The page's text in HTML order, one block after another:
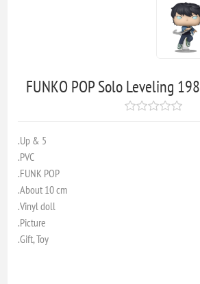
FUNKO POP Solo Leveling
5 & Up.
PVC.
FUNK POP.
About 10 cm.
Vinyl doll.
Picture.
Gift, Toy.